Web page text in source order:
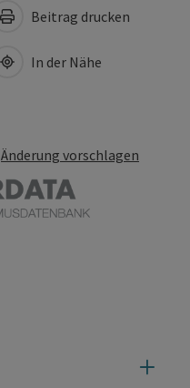
Beitrag drucken
In der Nähe
Änderung vorschlagen